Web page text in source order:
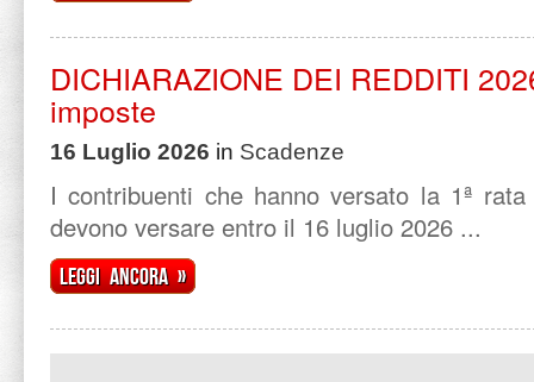
DICHIARAZIONE DEI REDDITI
imposte
16 Luglio 2026 in Scadenze
I contribuenti che hanno versato la 1ª
devono versare entro il 16 luglio 2026 ...
Leggi ancora »